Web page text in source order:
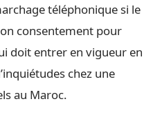
téléphonique si le
consentement pour
doit entrer en vigueur en
chez une
au Maroc.